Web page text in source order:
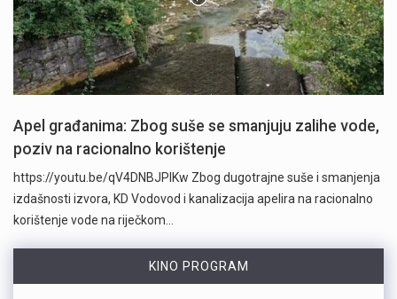
Apel građanima: Zbog suše se smanjuju zalihe vode,
poziv na racionalno korištenje
https://youtu.be/qV4DNBJPlKw Zbog dugotrajne suše i smanjenja
izdašnosti izvora, KD Vodovod i kanalizacija apelira na racionalno
korištenje vode na riječkom…
KINO PROGRAM